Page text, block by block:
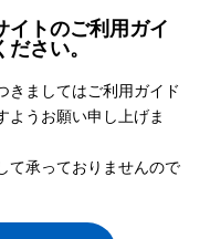
イトのご利用ガイ
さい。
きましてはご利用ガイド
ようお願い申し上げま
て承っておりませんので